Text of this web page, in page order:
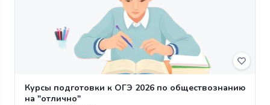
Курсы подготовки к ОГЭ 2026 по обществознанию
на "отлично"